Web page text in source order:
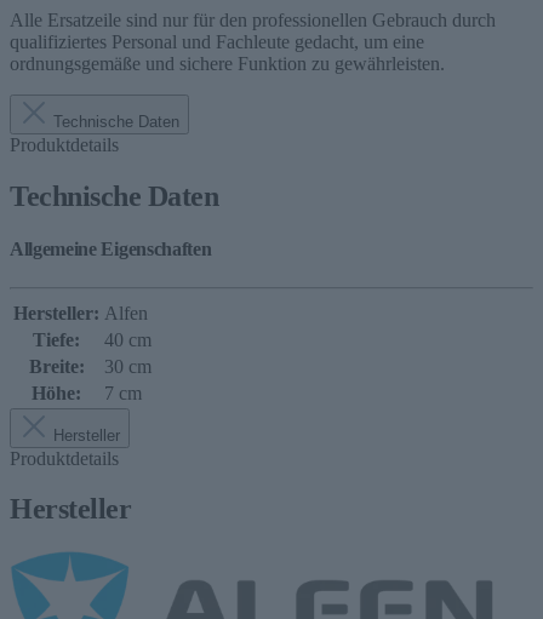
Alle Ersatzeile sind nur für den professionellen Gebrauch durch
qualifiziertes Personal und Fachleute gedacht, um eine
ordnungsgemäße und sichere Funktion zu gewährleisten.
Technische Daten
Produktdetails
Technische Daten
Allgemeine Eigenschaften
Hersteller: Alfen
Tiefe:
40 cm
Breite:
30 cm
Höhe:
7 cm
Hersteller
Produktdetails
Hersteller